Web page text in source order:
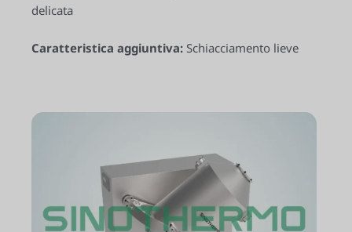
delicata
Caratteristica aggiuntiva: Schiacciamento lieve